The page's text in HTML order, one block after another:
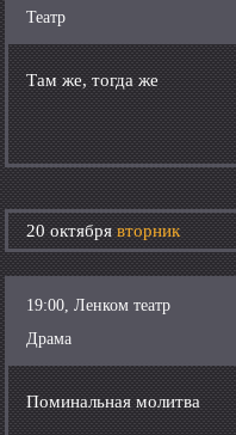
Театр
Там же, тогда же
20 октябрявторник
19:00, Ленком театр
Драма
Поминальная молитва